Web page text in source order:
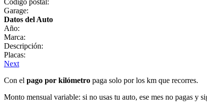
Garage:
Datos del Auto
Año:
Marca:
Descripción:
Placas:
Next
Con el pago por kilómetro paga solo por los km que recorres.
Monto mensual variable: si no usas tu auto, ese mes no pagas y